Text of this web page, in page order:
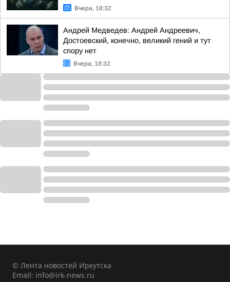
Вчера, 18:32
Андрей Медведев: Андрей Андреевич,
Достоевский, конечно, великий гений и тут
спору нет
Вчера, 18:32
© Лента новостей Иркутска
Email: info@irk-news.ru